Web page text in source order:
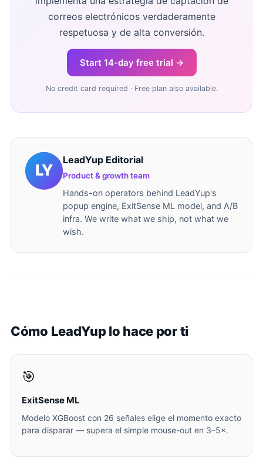
correos electrónicos verdaderamente
respetuosa y de alta conversión.
Start 14-day free trial →
No credit card required · Free plan also available.
LeadYup Editorial
Product & growth team
Hands-on operators behind LeadYup's
popup engine, ExitSense ML model, and A/B
infra. We write what we ship, not what we
wish.
Cómo LeadYup lo hace por ti
🎯
ExitSense ML
Modelo XGBoost con 26 señales elige el momento exacto
para disparar — supera el simple mouse-out en 3–5×.